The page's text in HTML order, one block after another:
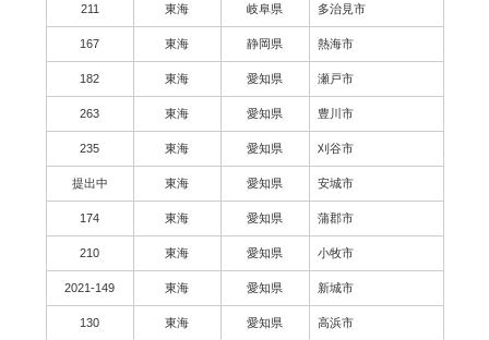
211 東海 岐阜県 多治見市
167 東海 静岡県 熱海市
182 東海 愛知県 瀬戸市
263 東海 愛知県 豊川市
235 東海 愛知県 刈谷市
提出中 東海 愛知県 安城市
174 東海 愛知県 蒲郡市
210 東海 愛知県 小牧市
2021-149 東海 愛知県 新城市
130 東海 愛知県 高浜市